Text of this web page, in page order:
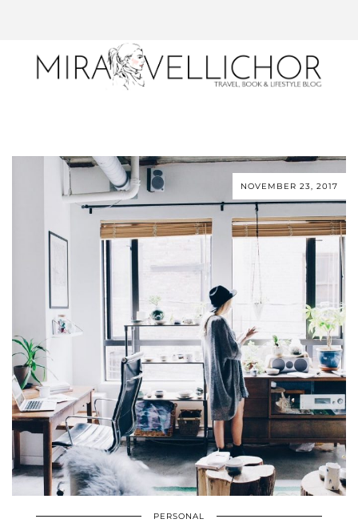
NOVEMBER 23, 2017
PERSONAL